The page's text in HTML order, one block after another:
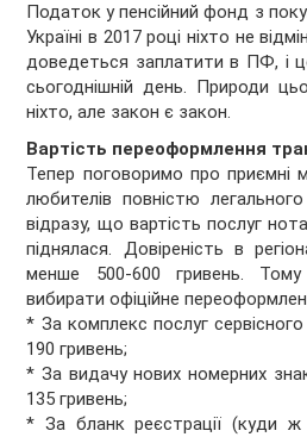
Податок у пенсійний фонд з
Україні в 2017 році ніхто не
доведеться заплатити в ПФ, і
сьогоднішній день. Природи
ніхто, але закон є закон.
Вартість переоформлення
Тепер поговоримо про приємні
любителів повністю
відразу, що вартість послуг
піднялася. Довіреність в
менше 500-600 гривень. Тому
вибирати офіційне
* За комплекс послуг
190 гривень;
* За видачу нових номерних
135 гривень;
* За бланк реєстрації (куди